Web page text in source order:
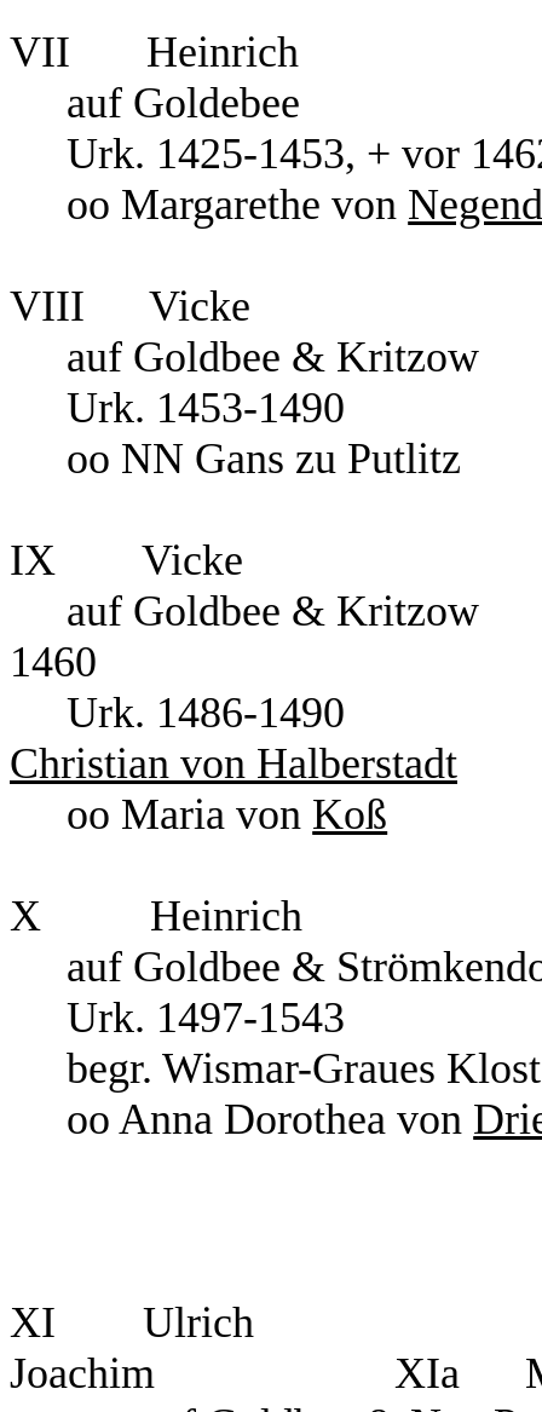
VII
Heinrich
auf Goldebee
Urk. 1425-1453, + vor
oo Margarethe von
VIII
Vicke
auf Goldbee & Kritzow
Urk. 1453-1490
oo NN Gans zu Putlitz
IX
Vicke
auf Goldbee & Kritzow
1460
Urk. 1486-1490
Christian von Halberstadt
oo Maria von Koß
X
Heinrich
auf Goldbee &
Urk. 1497-1543
begr. Wismar-Graues
oo Anna Dorothea von
XI
Ulrich
Joachim
XIa